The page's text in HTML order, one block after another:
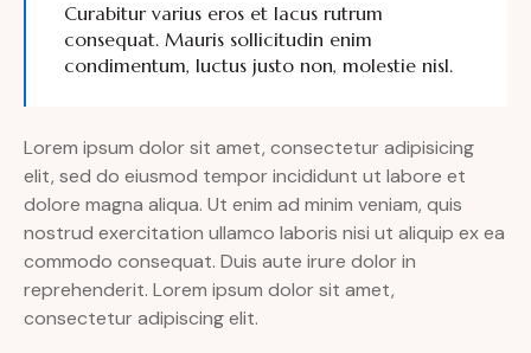
Curabitur varius eros et lacus rutrum
consequat. Mauris sollicitudin enim
condimentum, luctus justo non, molestie nisl.
Lorem ipsum dolor sit amet, consectetur adipisicing
elit, sed do eiusmod tempor incididunt ut labore et
dolore magna aliqua. Ut enim ad minim veniam, quis
nostrud exercitation ullamco laboris nisi ut aliquip ex ea
commodo consequat. Duis aute irure dolor in
reprehenderit. Lorem ipsum dolor sit amet,
consectetur adipiscing elit.